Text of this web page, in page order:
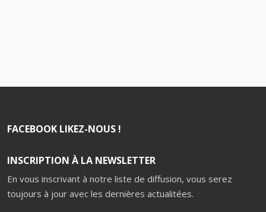
FACEBOOK LIKEZ-NOUS !
INSCRIPTION À LA NEWSLETTER
En vous inscrivant à notre liste de diffusion, vous serez
toujours à jour avec les dernières actualitées.